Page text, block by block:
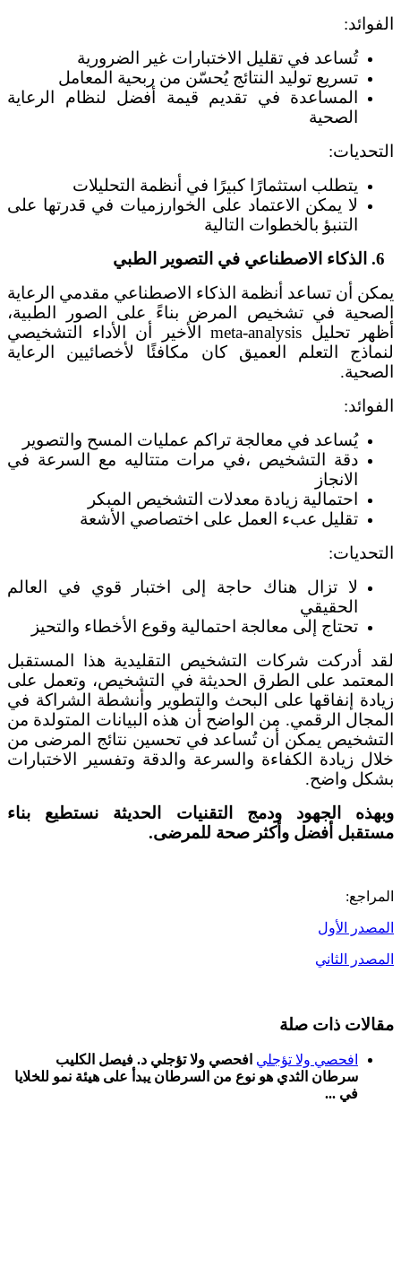
الفوائد:
تُساعد في تقليل الاختبارات غير الضرورية
تسريع توليد النتائج يُحسّن من ربحية المعامل
المساعدة في تقديم قيمة أفضل لنظام الرعاية
الصحية
التحديات:
يتطلب استثمارًا كبيرًا في أنظمة التحليلات
لا يمكن الاعتماد على الخوارزميات في قدرتها على
التنبؤ بالخطوات التالية
يمكن أن تساعد أنظمة الذكاء الاصطناعي مقدمي الرعاية
الصحية في تشخيص المرض بناءً على الصور الطبية،
أظهر تحليل meta-analysis الأخير أن الأداء التشخيصي
لنماذج التعلم العميق كان مكافئًا لأخصائيين الرعاية
الصحية.
الفوائد:
يُساعد في معالجة تراكم عمليات المسح والتصوير
دقة التشخيص ،في مرات متتاليه مع السرعة في
الانجاز
احتمالية زيادة معدلات التشخيص المبكر
تقليل عبء العمل على اختصاصي الأشعة
التحديات:
لا تزال هناك حاجة إلى اختبار قوي في العالم
الحقيقي
تحتاج إلى معالجة احتمالية وقوع الأخطاء والتحيز
لقد أدركت شركات التشخيص التقليدية هذا المستقبل
المعتمد على الطرق الحديثة في التشخيص، وتعمل على
زيادة إنفاقها على البحث والتطوير وأنشطة الشراكة في
المجال الرقمي. من الواضح أن هذه البيانات المتولدة من
التشخيص يمكن أن تُساعد في تحسين نتائج المرضى من
خلال زيادة الكفاءة والسرعة والدقة وتفسير الاختبارات
بشكل واضح.
وبهذه الجهود ودمج التقنيات الحديثة نستطيع بناء
مستقبل أفضل وأكثر صحة للمرضى.
المراجع:
المصدر الأول
المصدر الثاني
مقالات ذات صلة
افحصي ولا تؤجلي افحصي ولا تؤجلي د. فيصل الكليب
سرطان الثدي هو نوع من السرطان يبدأ على هيئة نمو للخلايا
في ...